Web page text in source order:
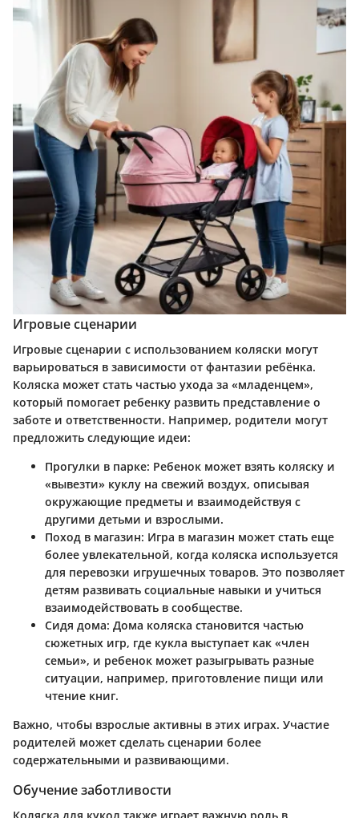
Игровые сценарии
Игровые сценарии с использованием коляски могут
варьироваться в зависимости от фантазии ребёнка.
Коляска может стать частью ухода за «младенцем»,
который помогает ребенку развить представление о
заботе и ответственности. Например, родители могут
предложить следующие идеи:
Прогулки в парке: Ребенок может взять коляску и
«вывезти» куклу на свежий воздух, описывая
окружающие предметы и взаимодействуя с
другими детьми и взрослыми.
Поход в магазин: Игра в магазин может стать еще
более увлекательной, когда коляска используется
для перевозки игрушечных товаров. Это позволяет
детям развивать социальные навыки и учиться
взаимодействовать в сообществе.
Сидя дома: Дома коляска становится частью
сюжетных игр, где кукла выступает как «член
семьи», и ребенок может разыгрывать разные
ситуации, например, приготовление пищи или
чтение книг.
Важно, чтобы взрослые активны в этих играх. Участие
родителей может сделать сценарии более
содержательными и развивающими.
Обучение заботливости